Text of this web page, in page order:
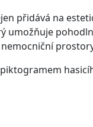
přidává na
umožňuje